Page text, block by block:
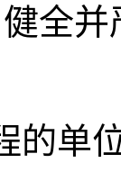
全
单位